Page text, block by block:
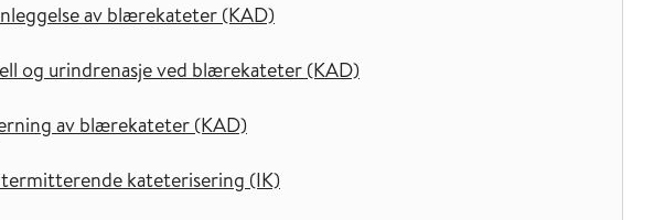
av blærekateter (KAD)
og urindrenasje ved blærekateter (KAD)
av blærekateter (KAD)
kateterisering (IK)